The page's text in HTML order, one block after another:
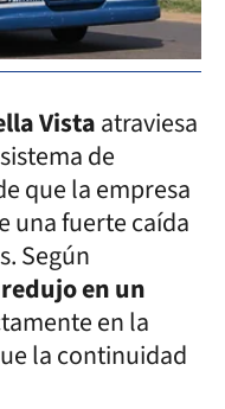
Vistaatraviesa
de
que la empresa
una fuerte caída
Según
en un
en la
la continuidad